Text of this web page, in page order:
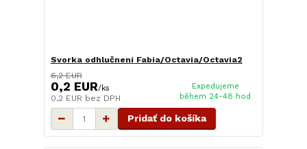
Svorka odhlučnení Fabia/Octavia/Octavia2
6,2 EUR
0,2 EUR/ks
0,2 EUR bez DPH
Expedujeme
během 24-48 hod
Pridať do košíka